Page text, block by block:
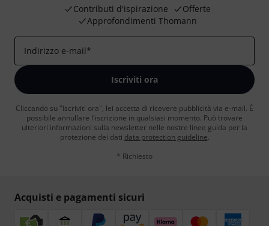
Contributi d'ispirazione
Offerte
Approfondimenti Thomann
Indirizzo e-mail*
Iscriviti ora
Cliccando su "Iscriviti ora", lei accetta di ricevere pubblicità via e-mail. È
possibile annullare l'iscrizione in qualsiasi momento. Può trovare
ulteriori informazioni sulla newsletter nelle nostre linee guida per la
protezione dei dati data protection guideline.
* Richiesto
Acquisti e pagamenti sicuri